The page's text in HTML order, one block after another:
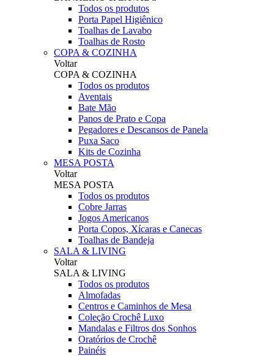
Todos os produtos
Porta Papel Higiênico
Toalhas de Lavabo
Toalhas de Rosto
COPA & COZINHA
Voltar
COPA & COZINHA
Todos os produtos
Aventais
Bate Mão
Panos de Prato e Copa
Pegadores e Descansos de Panela
Puxa Saco
Kits de Cozinha
MESA POSTA
Voltar
MESA POSTA
Todos os produtos
Cobre Jarras
Jogos Americanos
Porta Copos, Xícaras e Canecas
Toalhas de Bandeja
SALA & LIVING
Voltar
SALA & LIVING
Todos os produtos
Almofadas
Centros e Caminhos de Mesa
Coleção Crochê Luxo
Mandalas e Filtros dos Sonhos
Oratórios de Crochê
Painéis